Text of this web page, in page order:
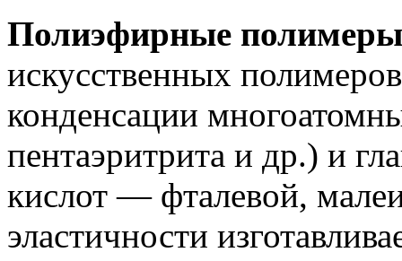
Полиэфирные полимеры
искусственных
конденсации
пентаэритрита и др.) и
кислот — фталевой,
эластичности